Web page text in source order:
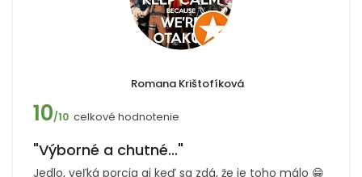
Romana Krištofíková
10/10 celkové hodnotenie
"Výborné a chutné..."
Jedlo, veľká porcia aj keď sa zdá, že je toho málo 😁